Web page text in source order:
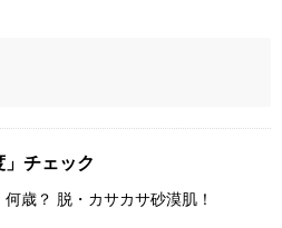
チェック
歳？ 脱・カサカサ砂漠肌！